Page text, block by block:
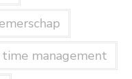
time management